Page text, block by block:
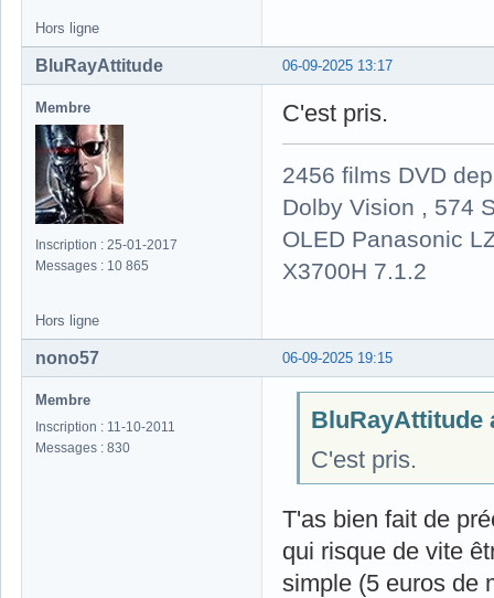
Hors ligne
06-09-2025 13:17
BluRayAttitude
Membre
Inscription : 25-01-2017
Messages : 10 865
C'est pris.
2456 films DVD
Dolby Vision , 574
OLED Panasonic
X3700H 7.1.2
Hors ligne
06-09-2025 19:15
nono57
Membre
Inscription : 11-10-2011
Messages : 830
BluRayAttitude
C'est pris.
T'as bien fait de
qui risque de vite
simple (5 euros de